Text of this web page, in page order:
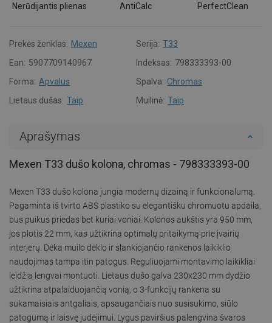
Nerūdijantis plienas AntiCalc PerfectClean
Prekės ženklas: Mexen Serija: T33
Ean: 5907709140967 Indeksas: 798333393-00
Forma: Apvalus Spalva: Chromas
Lietaus dušas: Taip Muilinė: Taip
Aprašymas
Mexen T33 dušo kolona, chromas - 798333393-00
Mexen T33 dušo kolona jungia modernų dizainą ir funkcionalumą.
Pagaminta iš tvirto ABS plastiko su elegantišku chromuotu apdaila,
bus puikus priedas bet kuriai voniai. Kolonos aukštis yra 950 mm,
jos plotis 22 mm, kas užtikrina optimalų pritaikymą prie įvairių
interjerų. Dėka muilo dėklo ir slankiojančio rankenos laikiklio
naudojimas tampa itin patogus. Reguliuojami montavimo laikikliai
leidžia lengvai montuoti. Lietaus dušo galva 230x230 mm dydžio
užtikrina atpalaiduojančią vonią, o 3-funkcijų rankena su
sukamaisiais antgaliais, apsaugančiais nuo susisukimo, siūlo
patogumą ir laisvę judėjimui. Lygus paviršius palengvina švaros